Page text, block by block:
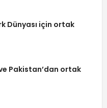
Dünyası için ortak
Pakistan’dan ortak